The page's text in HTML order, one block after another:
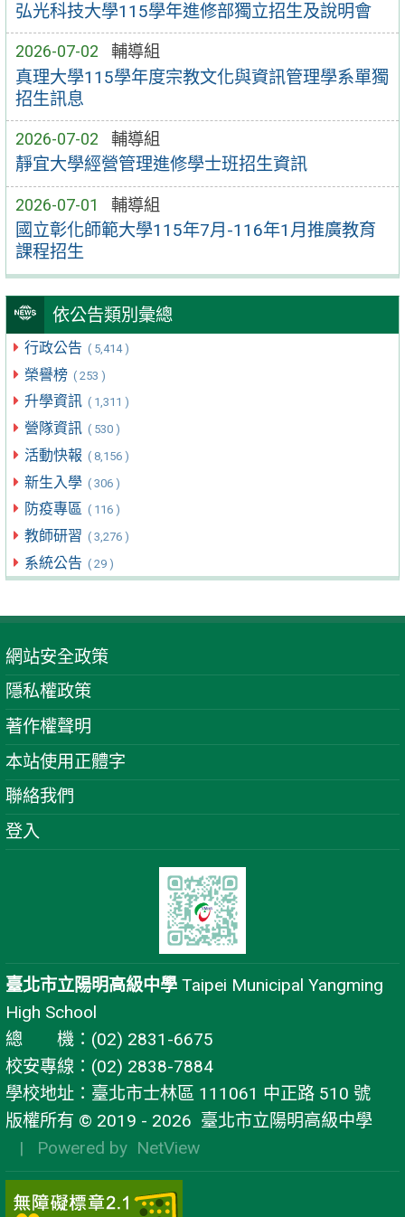
弘光科技大學115學年進修部獨立招生及說明會
2026-07-02 輔導組
真理大學115學年度宗教文化與資訊管理學系單獨
招生訊息
2026-07-02 輔導組
靜宜大學經營管理進修學士班招生資訊
2026-07-01 輔導組
國立彰化師範大學115年7月-116年1月推廣教育
課程招生
依公告類別彙總
行政公告 ( 5,414 )
榮譽榜 ( 253 )
升學資訊 ( 1,311 )
營隊資訊 ( 530 )
活動快報 ( 8,156 )
新生入學 ( 306 )
防疫專區 ( 116 )
教師研習 ( 3,276 )
系統公告 ( 29 )
網站安全政策
隱私權政策
著作權聲明
本站使用正體字
聯絡我們
登入
臺北市立陽明高級中學 Taipei Municipal Yangming
High School
總 機：(02) 2831-6675
校安專線：(02) 2838-7884
學校地址：臺北市士林區 111061 中正路 510 號
版權所有 © 2019 - 2026 臺北市立陽明高級中學
| Powered by NetView